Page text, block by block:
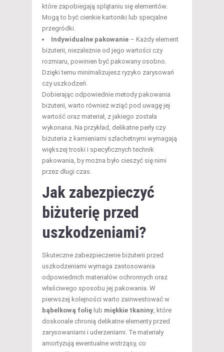
które zapobiegają splątaniu się elementów.
Mogą to być cienkie kartoniki lub specjalne
przegródki.
Indywidualne pakowanie – Każdy element
biżuterii, niezależnie od jego wartości czy
rozmiaru, powinien być pakowany osobno.
Dzięki temu minimalizujesz ryzyko zarysowań
czy uszkodzeń.
Dobierając odpowiednie metody pakowania
biżuterii, warto również wziąć pod uwagę jej
wartość oraz materiał, z jakiego została
wykonana. Na przykład, delikatne perły czy
biżuteria z kamieniami szlachetnymi wymagają
większej troski i specyficznych technik
pakowania, by można było cieszyć się nimi
przez długi czas.
Jak zabezpieczyć
biżuterię przed
uszkodzeniami?
Skuteczne zabezpieczenie biżuterii przed
uszkodzeniami wymaga zastosowania
odpowiednich materiałów ochronnych oraz
właściwego sposobu jej pakowania. W
pierwszej kolejności warto zainwestować w
bąbelkową folię lub miękkie tkaniny, które
doskonale chronią delikatne elementy przed
zarysowaniami i uderzeniami. Te materiały
amortyzują ewentualne wstrząsy, co